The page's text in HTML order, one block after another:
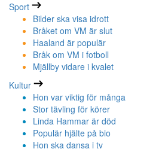
Sport
Bilder ska visa idrott
Bråket om VM är slut
Haaland är populär
Bråk om VM i fotboll
Mjällby vidare i kvalet
Kultur
Hon var viktig för många
Stor tävling för körer
Linda Hammar är död
Populär hjälte på bio
Hon ska dansa i tv